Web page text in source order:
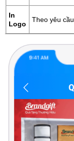
In
Logo
Theo yêu cầu